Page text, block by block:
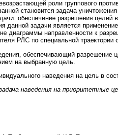
роли группового
становится задача
обеспечение разрешения
данной задачи является
диаграммы направленности к
РЛС по специальной
обеспечивающий разрешение
на выбранную цель.
наведения на цель в
наведения на приоритетные